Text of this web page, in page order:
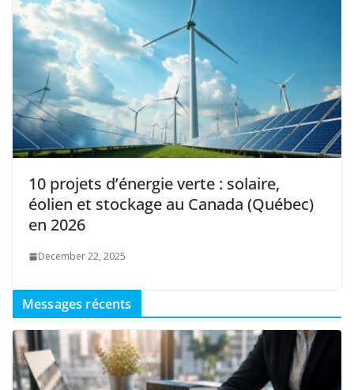
10 projets d’énergie verte : solaire,
éolien et stockage au Canada (Québec)
en 2026
December 22, 2025
Messages récents